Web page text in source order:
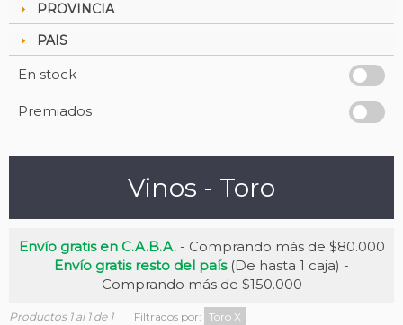
PROVINCIA
PAIS
En stock
Premiados
Vinos - Toro
Envío gratis en C.A.B.A.- Comprando más de $80.000
Envío gratis resto del país(De hasta 1 caja) -
Comprando más de $150.000
Productos 1 al 1 de 1 Filtrados por: Toro X